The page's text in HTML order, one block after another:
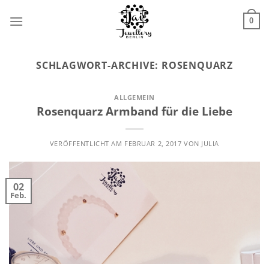
Inhalt
0
SCHLAGWORT-ARCHIVE: ROSENQUARZ
ALLGEMEIN
Rosenquarz Armband für die Liebe
VERÖFFENTLICHT AM FEBRUAR 2, 2017 VON JULIA
02
Feb.